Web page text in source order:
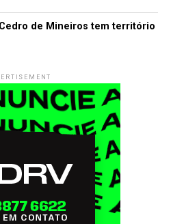
de Mineiros tem território